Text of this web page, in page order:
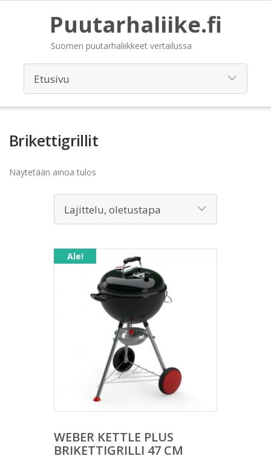
Puutarhaliike.fi
Suomen puutarhaliikkeet vertailussa
Brikettigrillit
Näytetään ainoa tulos
Ale!
WEBER KETTLE PLUS
BRIKETTIGRILLI 47 CM